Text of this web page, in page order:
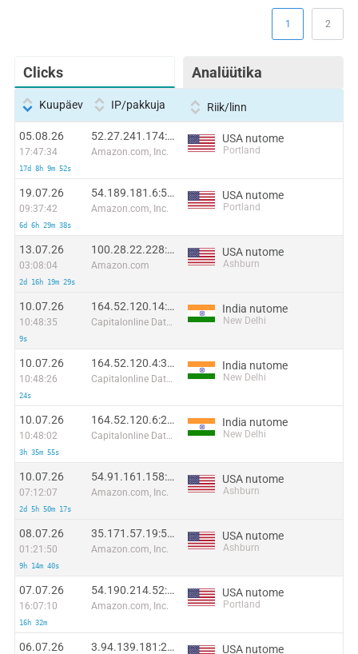
Clicks Analüütika
1 2
Kuupäev IP/pakkuja Riik/linn
05.08.26
17:47:34
17d 8h 9m 52s
52.27.241.174:57711
Amazon.com, Inc.
USA nutome
Portland
19.07.26
09:37:42
6d 6h 29m 38s
54.189.181.6:53286
Amazon.com, Inc.
USA nutome
Portland
13.07.26
03:08:04
2d 16h 19m 29s
100.28.22.228:30193
Amazon.com
USA nutome
Ashburn
10.07.26
10:48:35
9s
164.52.120.14:22514
Capitalonline Data Service (HK) Co
India nutome
New Delhi
10.07.26
10:48:26
24s
164.52.120.4:36951
Capitalonline Data Service (HK) Co
India nutome
New Delhi
10.07.26
10:48:02
3h 35m 55s
164.52.120.6:2949
Capitalonline Data Service (HK) Co
India nutome
New Delhi
10.07.26
07:12:07
2d 5h 50m 17s
54.91.161.158:30852
Amazon.com, Inc.
USA nutome
Ashburn
08.07.26
01:21:50
9h 14m 40s
35.171.57.19:50747
Amazon.com, Inc.
USA nutome
Ashburn
07.07.26
16:07:10
16h 32m
54.190.214.52:61240
Amazon.com, Inc.
USA nutome
Portland
06.07.26 3.94.139.181:26525 USA nutome